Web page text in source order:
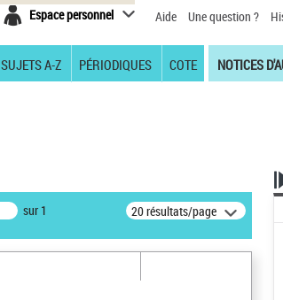
Espace personnel Aide Une question ?
SUJETS A-Z PÉRIODIQUES COTE NOTICES
sur 1 20 résultats/page